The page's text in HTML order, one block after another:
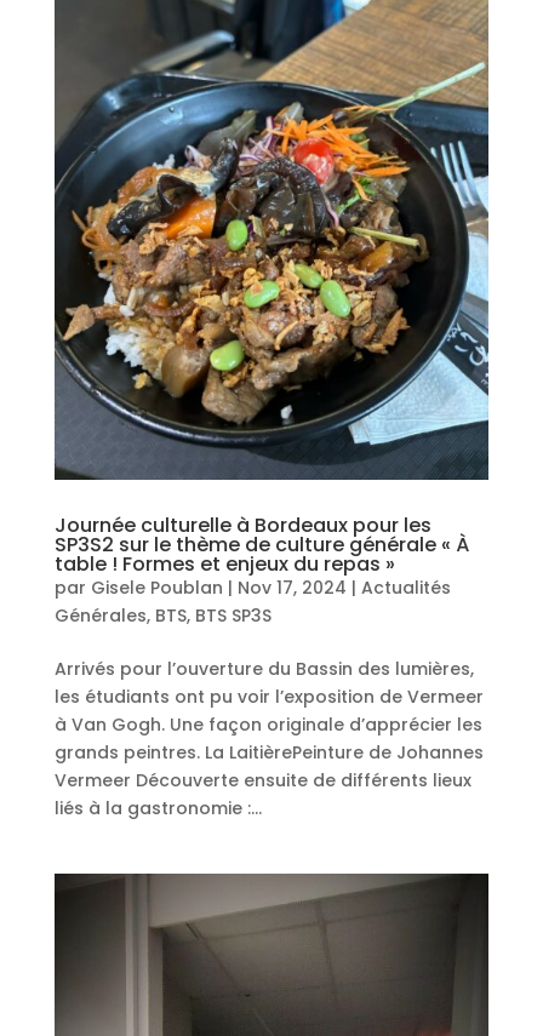
Journée culturelle à Bordeaux pour les
SP3S2 sur le thème de culture générale « À
table ! Formes et enjeux du repas »
par Gisele Poublan | Nov 17, 2024 | Actualités
Générales, BTS, BTS SP3S
Arrivés pour l’ouverture du Bassin des lumières,
les étudiants ont pu voir l’exposition de Vermeer
à Van Gogh. Une façon originale d’apprécier les
grands peintres. La LaitièrePeinture de Johannes
Vermeer Découverte ensuite de différents lieux
liés à la gastronomie :...